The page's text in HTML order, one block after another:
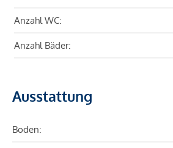
Anzahl WC:
Anzahl Bäder:
Ausstattung
Boden: